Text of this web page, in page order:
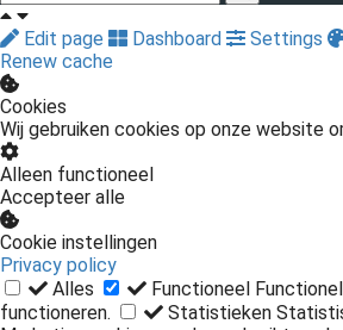
Edit page Dashboard Settings
Renew cache
Cookies
Wij gebruiken cookies op onze website
Alleen functioneel
Accepteer alle
Cookie instellingen
Privacy policy
Alles
Functioneel
functioneren.
Statistieken